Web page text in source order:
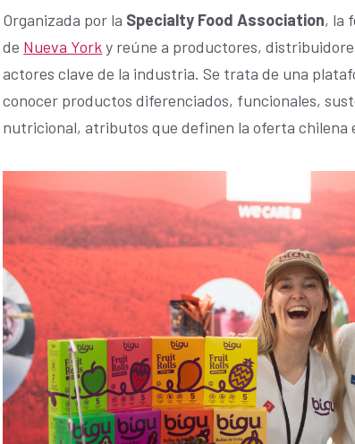
Organizada por la Specialty Food Association, la
de Nueva Yorky reúne a productores,
actores clave de la industria. Se trata de una
conocer productos diferenciados, funcionales,
nutricional, atributos que definen la oferta chilena